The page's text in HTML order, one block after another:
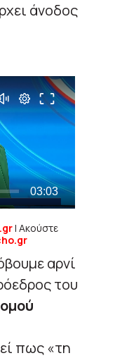
άνοδος
| Ακούστε
αρνί
του
πως «τη